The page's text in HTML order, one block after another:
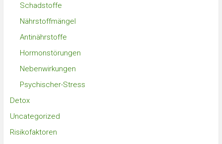
Schadstoffe
Nährstoffmängel
Antinährstoffe
Hormonstörungen
Nebenwirkungen
Psychischer-Stress
Detox
Uncategorized
Risikofaktoren